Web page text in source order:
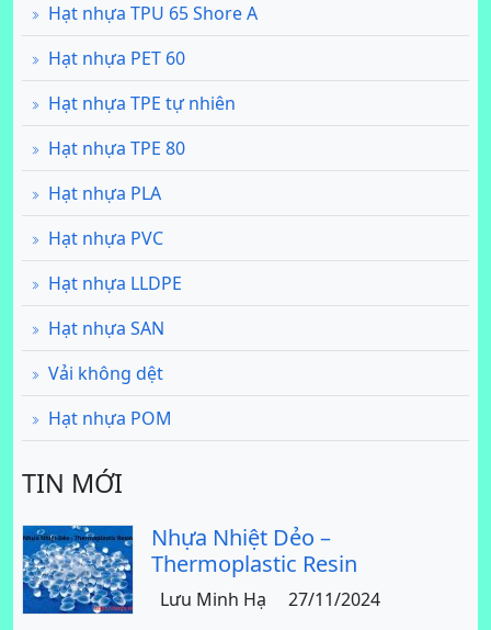
Hạt nhựa TPU 65 Shore A
Hạt nhựa PET 60
Hạt nhựa TPE tự nhiên
Hạt nhựa TPE 80
Hạt nhựa PLA
Hạt nhựa PVC
Hạt nhựa LLDPE
Hạt nhựa SAN
Vải không dệt
Hạt nhựa POM
TIN MỚI
Nhựa Nhiệt Dẻo –
Thermoplastic Resin
Lưu Minh Hạ 27/11/2024